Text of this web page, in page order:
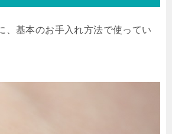
、基本のお手入れ方法で使ってい